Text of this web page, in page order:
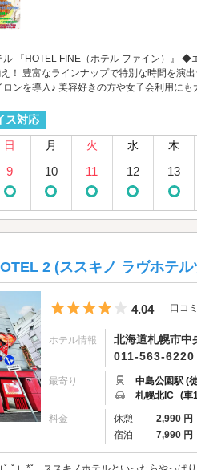
『HOTEL FINE（ホテル ファイン）』
！ 豊富なラインナップで特別な時間を
ンを導入♪ 美容好きの方や女子会利用にも
ス対応
日 月 火 水 木
9 10 11 12 13
2 (ススキノ ラヴホテル
5つ星のうち4
4.04 口コミ
ホテル情報
北海道札幌市中
011-563-6220
最寄り
中島公園駅 (
札幌北IC (車
料金 休憩 2,990 円
宿泊
7,990 円